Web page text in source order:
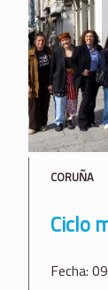
CORUÑA
Ciclo
Fecha: